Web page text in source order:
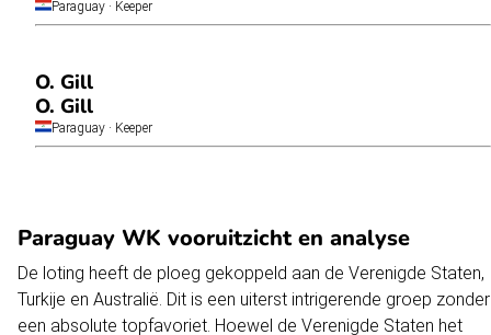
Paraguay · Keeper
O. Gill
O. Gill
Paraguay · Keeper
Paraguay WK vooruitzicht en analyse
De loting heeft de ploeg gekoppeld aan de Verenigde Staten,
Turkije en Australië. Dit is een uiterst intrigerende groep zonder
een absolute topfavoriet. Hoewel de Verenigde Staten het